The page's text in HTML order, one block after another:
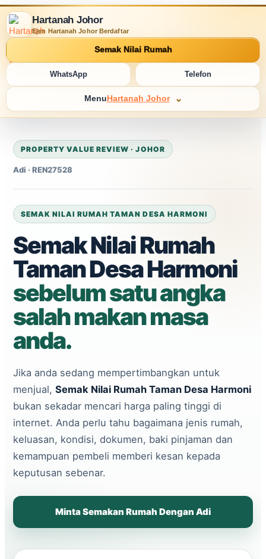
Hartanah Johor
Ejen Hartanah Johor Berdaftar
Semak Nilai Rumah
WhatsApp Telefon
Menu Hartanah Johor
PROPERTY VALUE REVIEW · JOHOR
Adi · REN27528
SEMAK NILAI RUMAH TAMAN DESA HARMONI
Semak Nilai Rumah
Taman Desa Harmoni
sebelum satu angka
salah makan masa
anda.
Jika anda sedang mempertimbangkan untuk
menjual, Semak Nilai Rumah Taman Desa Harmoni
bukan sekadar mencari harga paling tinggi di
internet. Anda perlu tahu bagaimana jenis rumah,
keluasan, kondisi, dokumen, baki pinjaman dan
kemampuan pembeli memberi kesan kepada
keputusan sebenar.
Minta Semakan Rumah Dengan Adi